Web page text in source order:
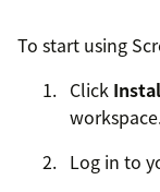
To start using
Click
Log in to